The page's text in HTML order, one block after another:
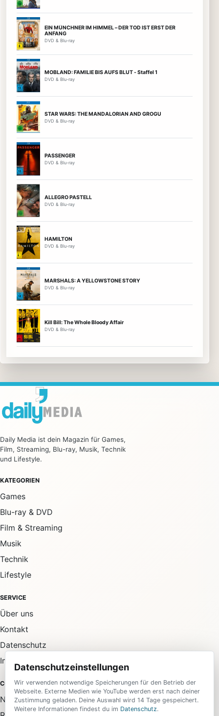
EIN MÜNCHNER IM HIMMEL – DER TOD IST ERST DER
ANFANG
DVD & Blu-ray
MOBLAND: FAMILIE BIS AUFS BLUT - Staffel 1
DVD & Blu-ray
STAR WARS: THE MANDALORIAN AND GROGU
DVD & Blu-ray
PASSENGER
DVD & Blu-ray
ALLEGRO PASTELL
DVD & Blu-ray
HAMILTON
DVD & Blu-ray
MARSHALS: A YELLOWSTONE STORY
DVD & Blu-ray
Kill Bill: The Whole Bloody Affair
DVD & Blu-ray
Daily Media ist dein Magazin für Games,
Film, Streaming, Blu-ray, Musik, Technik
und Lifestyle.
KATEGORIEN
Games
Blu-ray & DVD
Film & Streaming
Musik
Technik
Lifestyle
SERVICE
Über uns
Kontakt
Datenschutz
Impressum
COMMUNITY
Newsletter
Datenschutzeinstellungen
Wir verwenden notwendige Speicherungen für den Betrieb der
Webseite. Externe Medien wie YouTube werden erst nach deiner
Zustimmung geladen. Deine Auswahl wird 14 Tage gespeichert.
Weitere Informationen findest du im Datenschutz.